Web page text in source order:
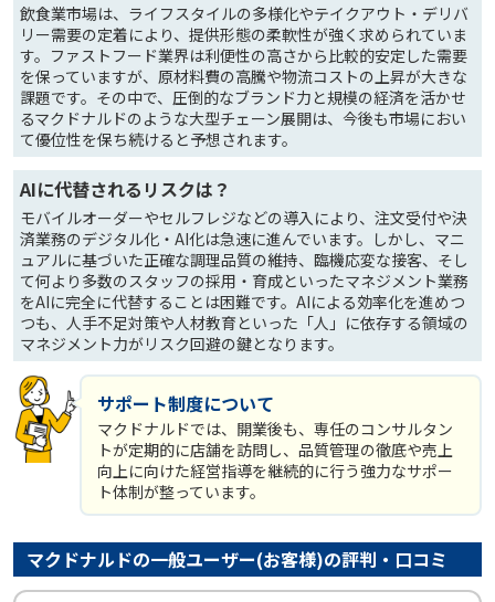
飲食業市場は、ライフスタイルの多様化やテイクアウト・デリバ
リー需要の定着により、提供形態の柔軟性が強く求められていま
す。ファストフード業界は利便性の高さから比較的安定した需要
を保っていますが、原材料費の高騰や物流コストの上昇が大きな
課題です。その中で、圧倒的なブランド力と規模の経済を活かせ
るマクドナルドのような大型チェーン展開は、今後も市場におい
て優位性を保ち続けると予想されます。
AIに代替されるリスクは？
モバイルオーダーやセルフレジなどの導入により、注文受付や決
済業務のデジタル化・AI化は急速に進んでいます。しかし、マニ
ュアルに基づいた正確な調理品質の維持、臨機応変な接客、そし
て何より多数のスタッフの採用・育成といったマネジメント業務
をAIに完全に代替することは困難です。AIによる効率化を進めつ
つも、人手不足対策や人材教育といった「人」に依存する領域の
マネジメント力がリスク回避の鍵となります。
サポート制度について
マクドナルドでは、開業後も、専任のコンサルタン
トが定期的に店舗を訪問し、品質管理の徹底や売上
向上に向けた経営指導を継続的に行う強力なサポー
ト体制が整っています。
マクドナルドの一般ユーザー(お客様)の評判・口コミ